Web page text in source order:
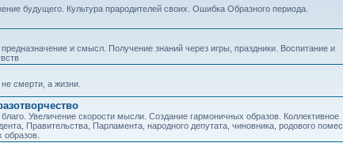
будущего. Культура прародителей своих. Ошибка Образного периода.
и смысл. Получение знаний через игры, праздники. Воспитание и
смерти, а жизни.
Увеличение скорости мысли. Создание гармоничных образов. Коллективное
Правительства, Парламента, народного депутата, чиновника, родового
образов.